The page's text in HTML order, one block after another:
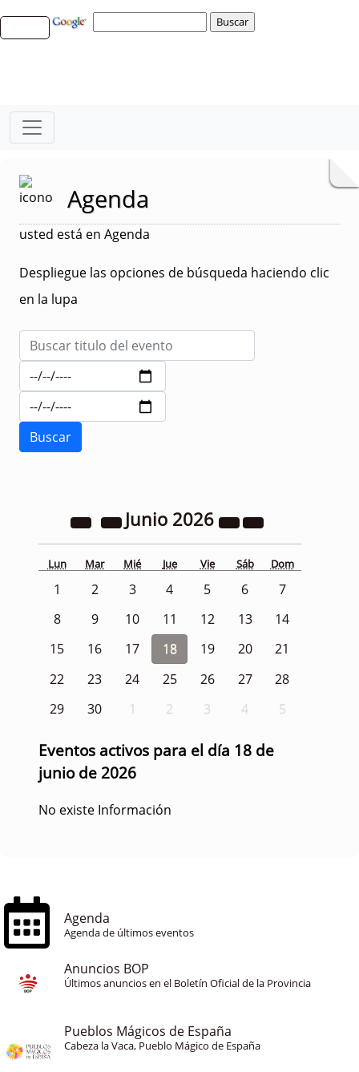
Agenda
usted está en Agenda
Despliegue las opciones de búsqueda haciendo clic
en la lupa
Junio 2026
Lun Mar Mié Jue Vie Sáb Dom
1 2 3 4 5 6
7
8
9 10 11 12 13
14
15
16 17 18 19 20
21
22
23 24 25 26 27
28
29
30 1 2 3 4 5
Eventos activos para el día 18 de
junio de 2026
No existe Información
Agenda
Agenda de últimos eventos
Anuncios BOP
Últimos anuncios en el Boletín Oficial de la Provincia
Pueblos Mágicos de España
Cabeza la Vaca, Pueblo Mágico de España